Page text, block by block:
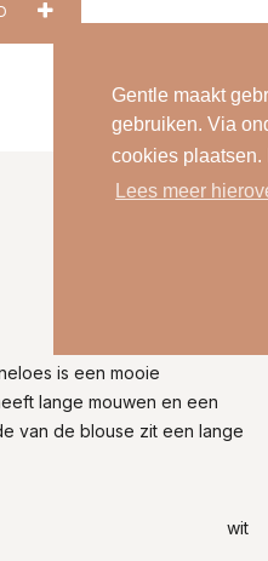
Gentle maakt
gebruiken. Via
cookies plaatsen.
Lees meer
is een mooie
lange mouwen en een
van de blouse zit een lange
wit